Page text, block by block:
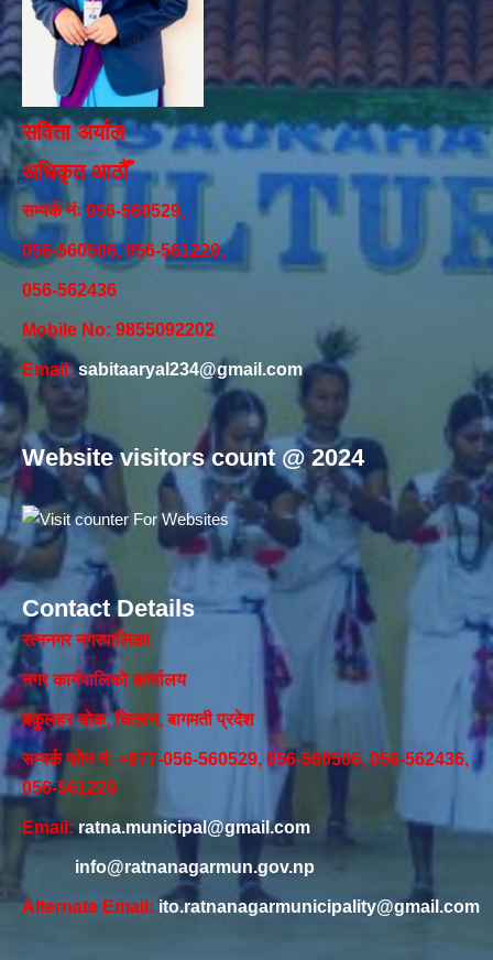
सविता अर्याल
अधिकृत आठौँ
सम्पर्क नंः 056-560529,
056-560506, 056-561229,
056-562436
Mobile No: 9855092202
Email:sabitaaryal234@gmail.com
Website visitors count @ 2024
Contact Details
रत्ननगर नगरपालिका
नगर कार्यपालिकाे कार्यालय‍
बकुलहर चोक, चितवन, बागमती प्रदेश
सम्पर्क फोन नं: +977-056-560529, 056-560506, 056-562436,
056-561229
Email:ratna.municipal@gmail.com
info@ratnanagarmun.gov.np
Alternate Email: ito.ratnanagarmunicipality@gmail.com